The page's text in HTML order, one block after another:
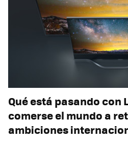
Qué está pasando con
comerse el mundo a
ambiciones